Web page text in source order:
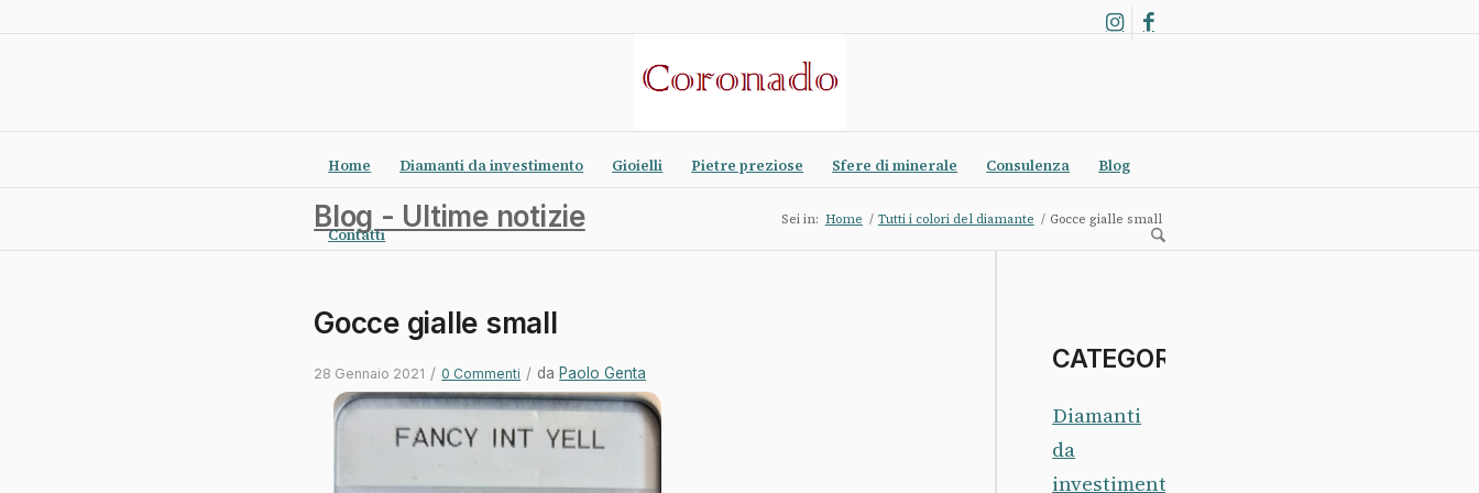
Home Diamanti da investimento Gioielli Pietre preziose Sfere di minerale Consulenza Blog
Contatti
Blog - Ultime notizie Sei in: Home / Tutti i colori del diamante / Gocce gialle small
Gocce gialle small
28 Gennaio 2021 / 0 Commenti / da Paolo Genta CATEGORIE
Diamanti
da
investimento